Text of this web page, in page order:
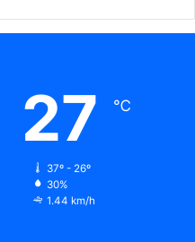
27 ℃
37º - 26º
30%
1.44 km/h